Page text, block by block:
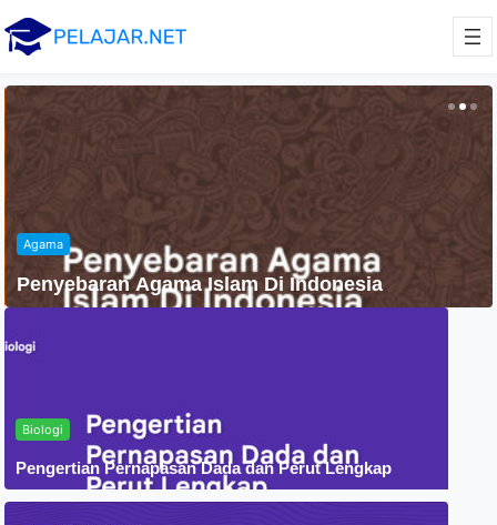
Agama
Penyebaran Agama Islam Di Indonesia
Biologi
Pengertian Pernapasan Dada dan Perut Lengkap